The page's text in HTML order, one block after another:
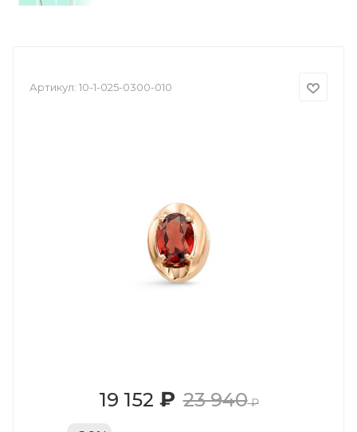
Артикул: 10-1-025-0300-010
19 152 ₽ 23 940₽